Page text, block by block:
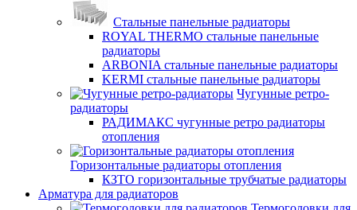
Стальные панельные радиаторы
ROYAL THERMO стальные панельные
радиаторы
ARBONIA стальные панельные радиаторы
KERMI стальные панельные радиаторы
Чугунные ретро-
радиаторы
РАДИМАКС чугунные ретро радиаторы
отопления
Горизонтальные радиаторы отопления
КЗТО горизонтальные трубчатые радиаторы
Арматура для радиаторов